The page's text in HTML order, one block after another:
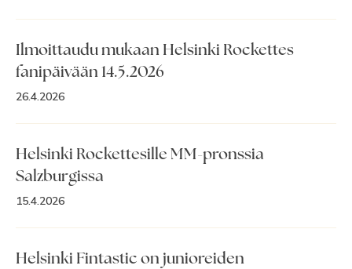
Ilmoittaudu mukaan Helsinki Rockettes
fanipäivään 14.5.2026
26.4.2026
Helsinki Rockettesille MM-pronssia
Salzburgissa
15.4.2026
Helsinki Fintastic on junioreiden